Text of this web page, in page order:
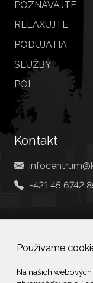
Používame
Na našich
POZNÁVAJTE
RELAXUJTE
PODUJATIA
SLUŽBY
POI
Kontakt
+421 45 6742
Social
Facebook